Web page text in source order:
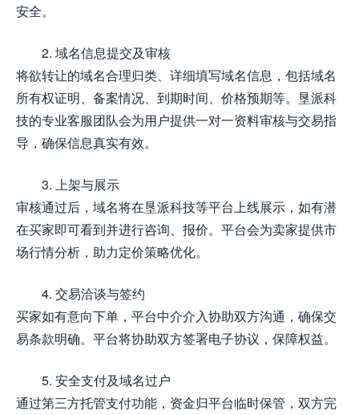
安全。
2. 域名信息提交及审核
将欲转让的域名合理归类、详细填写域名信息，包括域名
所有权证明、备案情况、到期时间、价格预期等。垦派科
技的专业客服团队会为用户提供一对一资料审核与交易指
导，确保信息真实有效。
3. 上架与展示
审核通过后，域名将在垦派科技等平台上线展示，如有潜
在买家即可看到并进行咨询、报价。平台会为卖家提供市
场行情分析，助力定价策略优化。
4. 交易洽谈与签约
买家如有意向下单，平台中介介入协助双方沟通，确保交
易条款明确。平台将协助双方签署电子协议，保障权益。
5. 安全支付及域名过户
通过第三方托管支付功能，资金归平台临时保管，双方完